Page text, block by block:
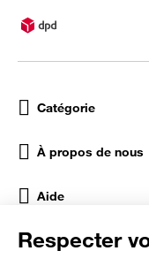
Catégorie
À propos de nous
Aide
Réseaux Sociaux